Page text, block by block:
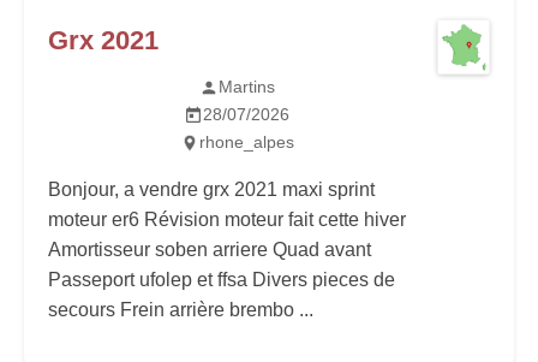
Grx 2021
Martins
28/07/2026
rhone_alpes
Bonjour, a vendre grx 2021 maxi sprint
moteur er6 Révision moteur fait cette hiver
Amortisseur soben arriere Quad avant
Passeport ufolep et ffsa Divers pieces de
secours Frein arrière brembo ...